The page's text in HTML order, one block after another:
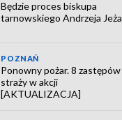
Będzie proces biskupa
tarnowskiego Andrzeja Jeża
POZNAŃ
Ponowny pożar. 8 zastępów
straży w akcji
[AKTUALIZACJA]